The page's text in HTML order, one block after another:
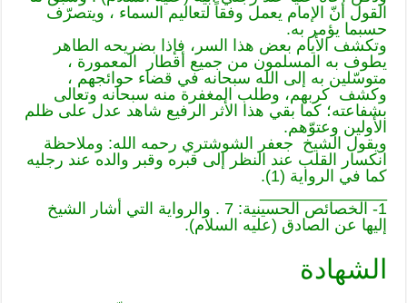
القول أنّ الإمام يعمل وفقاً لتعاليم السماء ، ويتصرّف
حسبما يؤمر به.
وتكشف الأيام بعض هذا السر، فإذا بضريحه الطاهر
يطوف به المسلمون من جميع أقطار المعمورة ،
متوسّلين به إلى الله سبحانه في قضاء حوائجهم ،
وكشف كربهم، وطلب المغفرة منه سبحانه وتعالى
بشفاعته؛ كما بقي هذا الأثر الرفيع شاهد عدل على ظلم
الأولين وعتوّهم.
ويقول الشيخ جعفر الشوشتري رحمه الله: وملاحظة
انكسار القلب عند النظر إلى قبره وقبر والده عند رجليه
كما في الرواية (1).
______________
1- الخصائص الحسينية: 7 . والرواية التي أشار الشيخ
إليها عن الصادق (عليه السلام).
الشهادة